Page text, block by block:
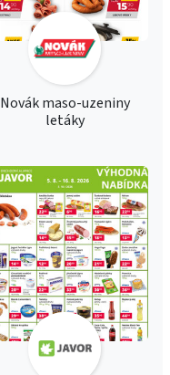
Novák maso-uzeniny
letáky